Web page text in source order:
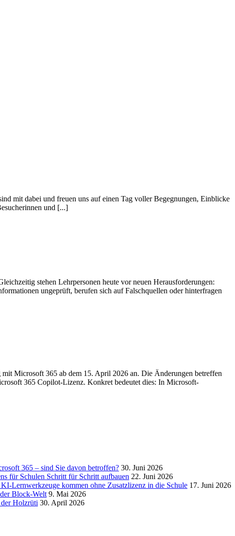
mit dabei und freuen uns auf einen Tag voller Begegnungen, Einblicke
und [...]
stehen Lehrpersonen heute vor neuen Herausforderungen:
ungeprüft, berufen sich auf Falschquellen oder hinterfragen
Microsoft 365 ab dem 15. April 2026 an. Die Änderungen betreffen
365 Copilot-Lizenz. Konkret bedeutet dies: In Microsoft-
365 – sind Sie davon betroffen? 30. Juni 2026
für Schulen Schritt für Schritt aufbauen 22. Juni 2026
Lernwerkzeuge kommen ohne Zusatzlizenz in die Schule 17. Juni 2026
Block-Welt 9. Mai 2026
Holzrüti 30. April 2026